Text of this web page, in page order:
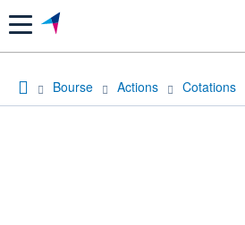
Menu
Bourse Actions Cotations